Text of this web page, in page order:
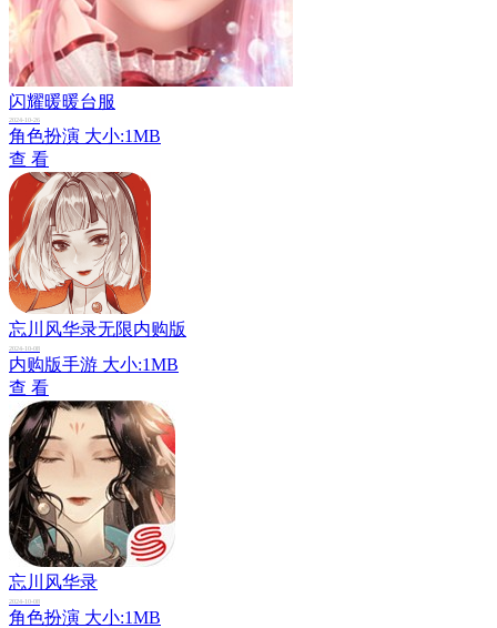
闪耀暖暖台服
2024-10-26
角色扮演 大小:1MB
查 看
忘川风华录无限内购版
2024-10-08
内购版手游 大小:1MB
查 看
忘川风华录
2024-10-08
角色扮演 大小:1MB